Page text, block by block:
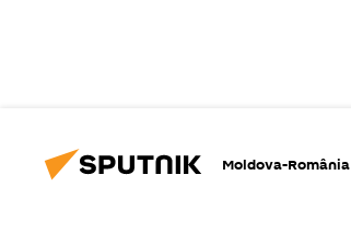
Moldova-România